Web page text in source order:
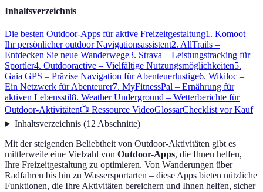
Inhaltsverzeichnis
Die besten Outdoor-Apps für aktive Freizeitgestaltung1. Komoot –
Ihr persönlicher outdoor Navigationsassistent2. AllTrails –
Entdecken Sie neue Wanderwege3. Strava – Leistungstracking für
Sportler4. Outdooractive – Vielfältige Nutzungsmöglichkeiten5.
Gaia GPS – Präzise Navigation für Abenteuerlustige6. Wikiloc –
Ein Netzwerk für Abenteurer7. MyFitnessPal – Ernährung für
aktiven Lebensstil8. Weather Underground – Wetterberichte für
Outdoor-Aktivitäten📺 Ressource VideoGlossarChecklist vor Kauf
Inhaltsverzeichnis(12Abschnitte)
Mit der steigenden Beliebtheit von Outdoor-Aktivitäten gibt es
mittlerweile eine Vielzahl von Outdoor-Apps, die Ihnen helfen,
Ihre Freizeitgestaltung zu optimieren. Von Wanderungen über
Radfahren bis hin zu Wassersportarten – diese Apps bieten nützliche
Funktionen, die Ihre Aktivitäten bereichern und Ihnen helfen, sicher